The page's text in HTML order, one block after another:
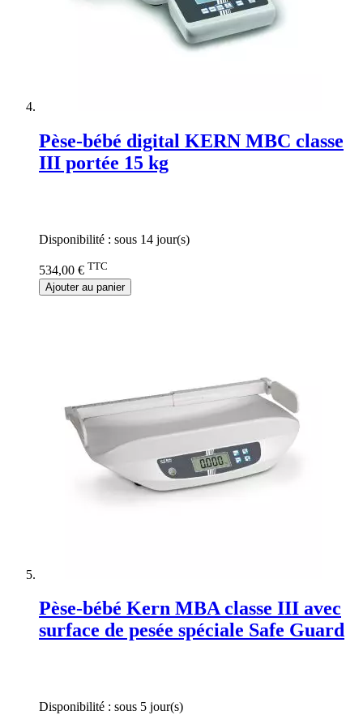
Pèse-bébé digital KERN MBC classe
III portée 15 kg
Disponibilité : sous 14 jour(s)
534,00 € TTC
Ajouter au panier
Pèse-bébé Kern MBA classe III avec
surface de pesée spéciale Safe Guard
Disponibilité : sous 5 jour(s)